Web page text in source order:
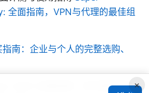
全面指南，VPN与代理的最佳组
南：企业与个人的完整选购、
2025 全面指南：在中国环境下×